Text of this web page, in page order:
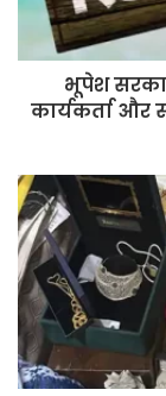
भूपेश
कार्यकर्ता और